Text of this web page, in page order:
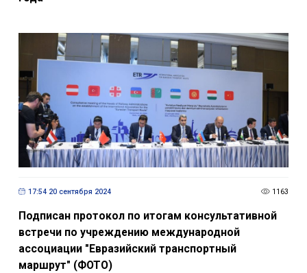
17:54 20 сентября 2024 1163
Подписан протокол по итогам консультативной
встречи по учреждению международной
ассоциации "Евразийский транспортный
маршрут" (ФОТО)